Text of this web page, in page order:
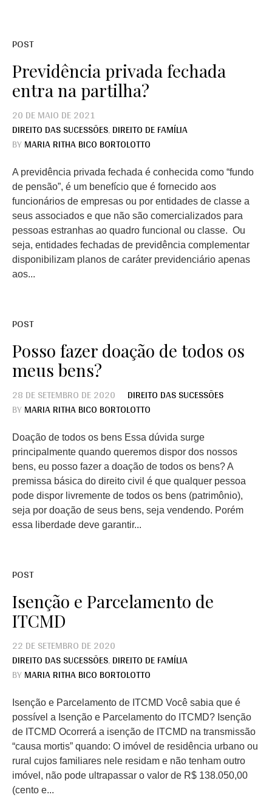
POST
Previdência privada fechada
entra na partilha?
20 DE MAIO DE 2021
DIREITO DAS SUCESSÕES,DIREITO DE FAMÍLIA
BYMARIA RITHA BICO BORTOLOTTO
A previdência privada fechada é conhecida como “fundo
de pensão”, é um benefício que é fornecido aos
funcionários de empresas ou por entidades de classe a
seus associados e que não são comercializados para
pessoas estranhas ao quadro funcional ou classe. Ou
seja, entidades fechadas de previdência complementar
disponibilizam planos de caráter previdenciário apenas
aos...
POST
Posso fazer doação de todos os
meus bens?
28 DE SETEMBRO DE 2020
DIREITO DAS SUCESSÕES
BYMARIA RITHA BICO BORTOLOTTO
Doação de todos os bens Essa dúvida surge
principalmente quando queremos dispor dos nossos
bens, eu posso fazer a doação de todos os bens? A
premissa básica do direito civil é que qualquer pessoa
pode dispor livremente de todos os bens (patrimônio),
seja por doação de seus bens, seja vendendo. Porém
essa liberdade deve garantir...
POST
Isenção e Parcelamento de
ITCMD
22 DE SETEMBRO DE 2020
DIREITO DAS SUCESSÕES,DIREITO DE FAMÍLIA
BYMARIA RITHA BICO BORTOLOTTO
Isenção e Parcelamento de ITCMD Você sabia que é
possível a Isenção e Parcelamento do ITCMD? Isenção
de ITCMD Ocorrerá a isenção de ITCMD na transmissão
“causa mortis” quando: O imóvel de residência urbano ou
rural cujos familiares nele residam e não tenham outro
imóvel, não pode ultrapassar o valor de R$ 138.050,00
(cento e...